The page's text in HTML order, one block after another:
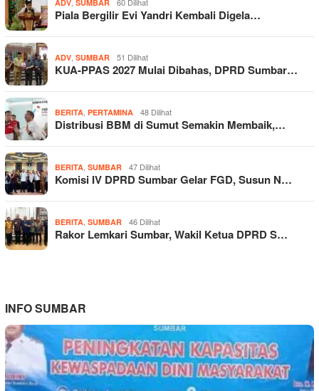
ADV SUMBAR
Piala Bergilir Evi Yandri Kembali Digela…
ADV SUMBAR 51 Dilihat
KUA-PPAS 2027 Mulai Dibahas, DPRD Sumbar…
BERITA PERTAMINA 48 Dilihat
Distribusi BBM di Sumut Semakin Membaik,…
BERITA SUMBAR 47 Dilihat
Komisi IV DPRD Sumbar Gelar FGD, Susun N…
BERITA SUMBAR 46 Dilihat
Rakor Lemkari Sumbar, Wakil Ketua DPRD S…
INFO SUMBAR